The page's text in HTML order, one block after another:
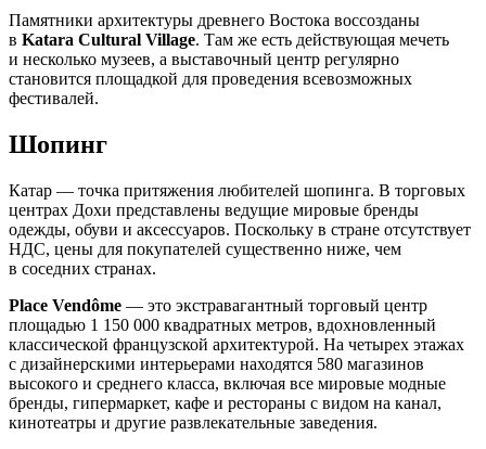
Памятники архитектуры древнего Востока воссозданы
в Katara Cultural Village. Там же есть действующая мечеть
и несколько музеев, а выставочный центр регулярно
становится площадкой для проведения всевозможных
фестивалей.
Шопинг
Катар — точка притяжения любителей шопинга. В торговых
центрах Дохи представлены ведущие мировые бренды
одежды, обуви и аксессуаров. Поскольку в стране отсутствует
НДС, цены для покупателей существенно ниже, чем
в соседних странах.
Place Vendôme — это экстравагантный торговый центр
площадью 1 150 000 квадратных метров, вдохновленный
классической французской архитектурой. На четырех этажах
с дизайнерскими интерьерами находятся 580 магазинов
высокого и среднего класса, включая все мировые модные
бренды, гипермаркет, кафе и рестораны с видом на канал,
кинотеатры и другие развлекательные заведения.